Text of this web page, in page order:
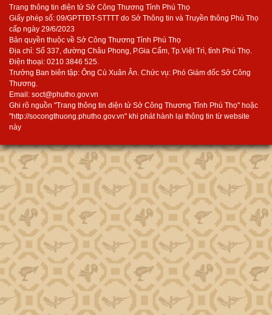
Trang thông tin điện tử Sở Công Thương Tỉnh Phú Thọ
Giấy phép số: 09/GPTTĐT-STTTT do Sở Thông tin và Truyền thông Phú Thọ
cấp ngày 29/6/2023
Bản quyền thuộc về Sở Công Thương Tỉnh Phú Thọ
Địa chỉ: Số 337, đường Châu Phong, P.Gia Cẩm, Tp.Việt Trì, tỉnh Phú Thọ.
Điện thoại: 0210 3846 525.
Trưởng Ban biên tập: Ông Cù Xuân Ân. Chức vụ̣: Phó Giám đốc Sở Công
Thương.
Email: soct@phutho.gov.vn
Ghi rõ nguồn "Trang thông tin điện tử Sở Công Thương Tỉnh Phú Thọ" hoặc
"http://socongthuong.phutho.gov.vn" khi phát hành lại thông tin từ website
này